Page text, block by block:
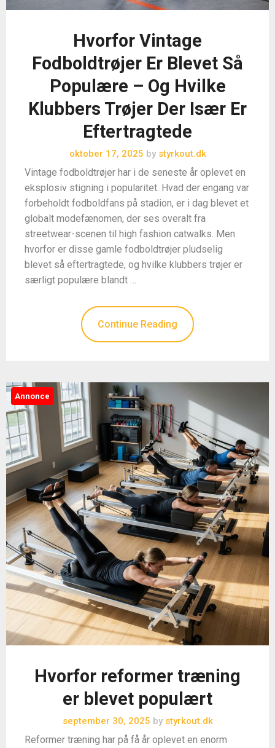
Hvorfor Vintage
Fodboldtrøjer Er Blevet Så
Populære – Og Hvilke
Klubbers Trøjer Der Især Er
Eftertragtede
oktober 17, 2025 bystyrkout.dk
Vintage fodboldtrøjer har i de seneste år oplevet en
eksplosiv stigning i popularitet. Hvad der engang var
forbeholdt fodboldfans på stadion, er i dag blevet et
globalt modefænomen, der ses overalt fra
streetwear-scenen til high fashion catwalks. Men
hvorfor er disse gamle fodboldtrøjer pludselig
blevet så eftertragtede, og hvilke klubbers trøjer er
særligt populære blandt …
Continue Reading
Annonce
Hvorfor reformer træning
er blevet populært
september 30, 2025 bystyrkout.dk
Reformer træning har på få år oplevet en enorm